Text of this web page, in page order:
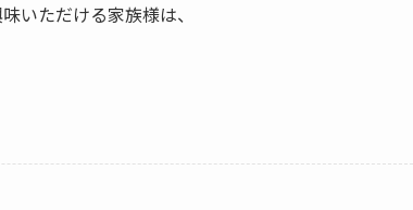
いただける家族様は、